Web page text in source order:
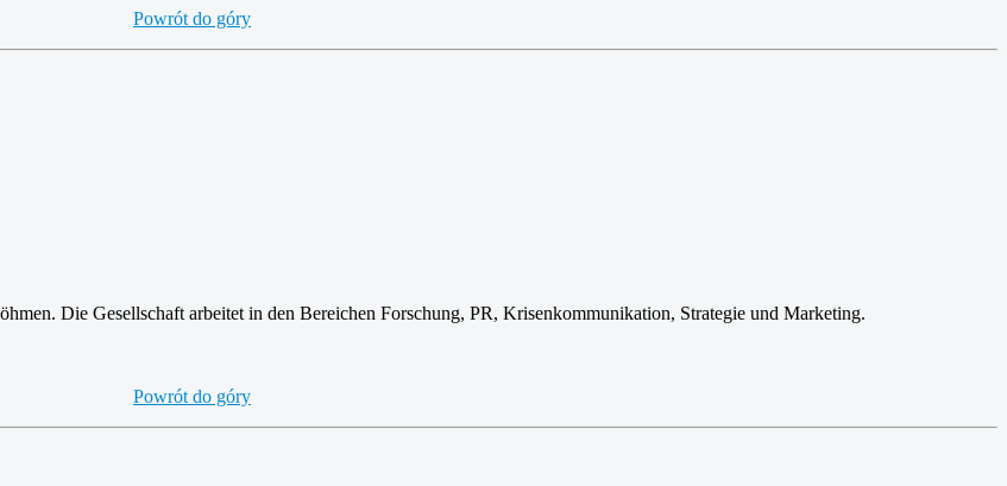
Powrót do góry
Die Gesellschaft arbeitet in den Bereichen Forschung, PR, Krisenkommunikation, Strategie und Marketing.
Powrót do góry